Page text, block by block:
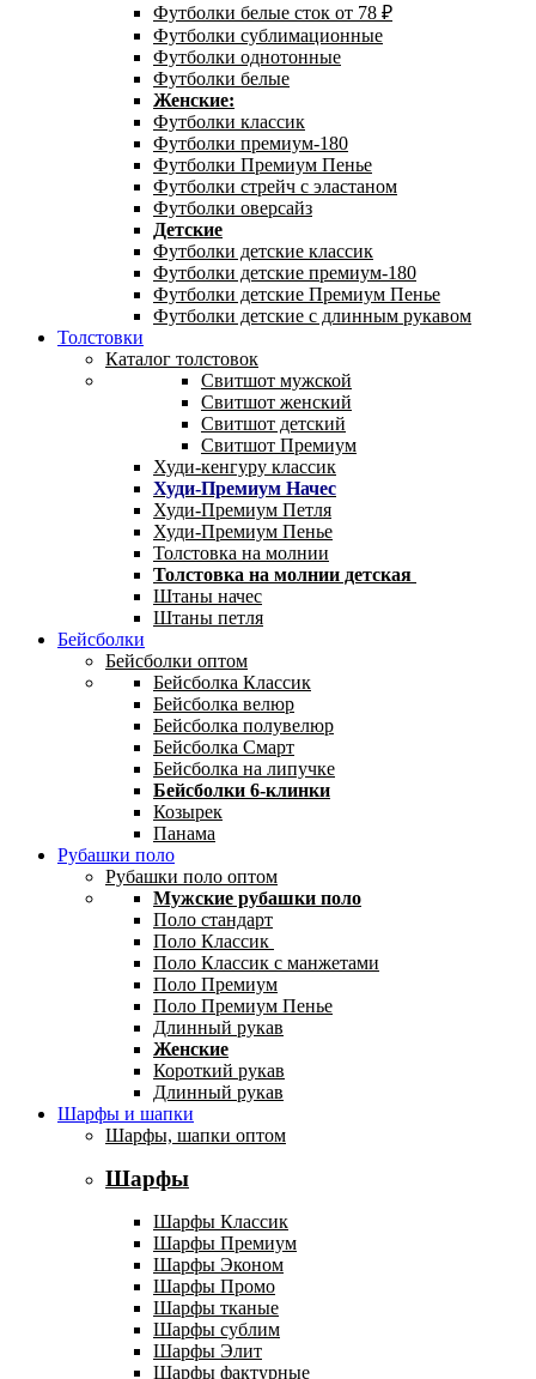
Футболки белые сток от 78 ₽
Футболки сублимационные
Футболки однотонные
Футболки белые
Женские:
Футболки классик
Футболки премиум-180
Футболки Премиум Пенье
Футболки стрейч с эластаном
Футболки оверсайз
Детские
Футболки детские классик
Футболки детские премиум-180
Футболки детские Премиум Пенье
Футболки детские с длинным рукавом
Толстовки
Каталог толстовок
Свитшот мужской
Свитшот женский
Свитшот детский
Свитшот Премиум
Худи-кенгуру классик
Худи-Премиум Начес
Худи-Премиум Петля
Худи-Премиум Пенье
Толстовка на молнии
Толстовка на молнии детская
Штаны начес
Штаны петля
Бейсболки
Бейсболки оптом
Бейсболка Классик
Бейсболка велюр
Бейсболка полувелюр
Бейсболка Смарт
Бейсболка на липучке
Бейсболки 6-клинки
Козырек
Панама
Рубашки поло
Рубашки поло оптом
Мужские рубашки поло
Поло стандарт
Поло Классик
Поло Классик с манжетами
Поло Премиум
Поло Премиум Пенье
Длинный рукав
Женские
Короткий рукав
Длинный рукав
Шарфы и шапки
Шарфы, шапки оптом
Шарфы
Шарфы Классик
Шарфы Премиум
Шарфы Эконом
Шарфы Промо
Шарфы тканые
Шарфы сублим
Шарфы Элит
Шарфы фактурные